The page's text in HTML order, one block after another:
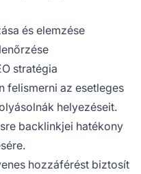
és elemzése
stratégia
felismerni az esetleges
helyezéseit.
backlinkjei hatékony
hozzáférést biztosít